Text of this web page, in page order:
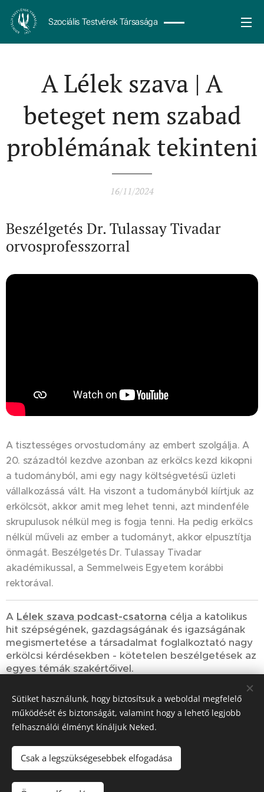
Szociális Testvérek Társasága
A Lélek szava | A
beteget nem szabad
problémának tekinteni
16/11/2024
Beszélgetés Dr. Tulassay Tivadar
orvosprofesszorral
A tisztességes orvostudomány az embert szolgálja. A
20. századtól kezdve azonban az erkölcs kezd kikopni
a tudományból, ami egy nagy költségvetésű üzleti
vállalkozássá vált. Ha viszont a tudományból kiírtjuk az
erkölcsöt, akkor amit meg lehet tenni, azt mindenféle
skrupulusok nélkül meg is fogja tenni. Ha pedig erkölcs
nélkül műveli az ember a tudományt, akkor elpusztítja
önmagát. Beszélgetés Dr. Tulassay Tivadar
akadémikussal, a Semmelweis Egyetem korábbi
rektorával.
A Lélek szava podcast-csatorna célja a katolikus
hit szépségének, gazdagságának és igazságának
megismertetése a társadalmat foglalkoztató nagy
erkölcsi kérdésekben - kötetelen beszélgetések az
egyes témák szakértőivel.
Share
© 2023-2026Szociális Testvérek Társasága
| Minden jog fenntartva.
Sütiket használunk, hogy biztosítsuk a weboldal megfelelő
működését és biztonságát, valamint hogy a lehető legjobb
felhasználói élményt kínáljuk Neked.
Csak a legszükségesebbek elfogadása